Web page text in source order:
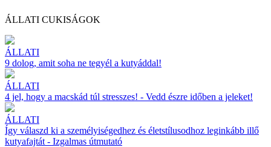
ÁLLATI CUKISÁGOK
ÁLLATI
9 dolog, amit soha ne tegyél a kutyáddal!
ÁLLATI
4 jel, hogy a macskád túl stresszes! - Vedd észre időben a jeleket!
ÁLLATI
Így válaszd ki a személyiségedhez és életstílusodhoz leginkább illő
kutyafajtát - Izgalmas útmutató